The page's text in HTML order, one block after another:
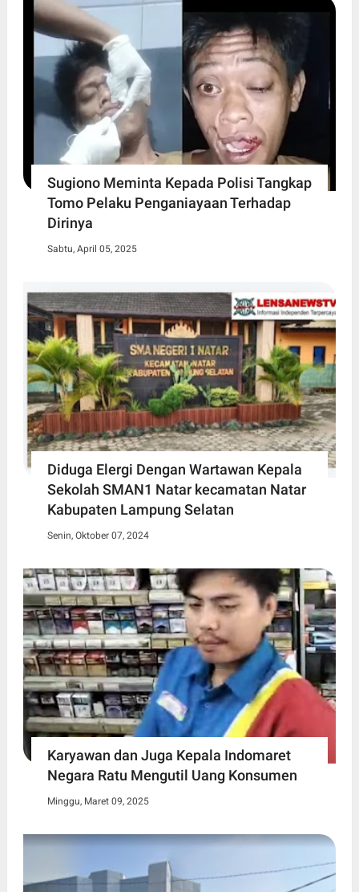
Sugiono Meminta Kepada Polisi Tangkap
Tomo Pelaku Penganiayaan Terhadap
Dirinya
Sabtu, April 05, 2025
Diduga Elergi Dengan Wartawan Kepala
Sekolah SMAN1 Natar kecamatan Natar
Kabupaten Lampung Selatan
Senin, Oktober 07, 2024
Karyawan dan Juga Kepala Indomaret
Negara Ratu Mengutil Uang Konsumen
Minggu, Maret 09, 2025